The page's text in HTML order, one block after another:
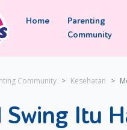
Home
Parenting
Community
Community Kesehatan
Swing Itu